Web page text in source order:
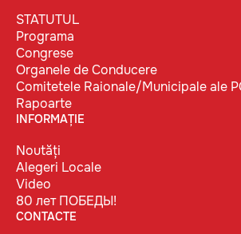
STATUTUL
Programa
Congrese
Organele de Conducere
Comitetele Raionale/Municipale ale
Rapoarte
INFORMAȚIE
Noutăți
Alegeri Locale
Video
80 лет ПОБЕДЫ!
CONTACTE